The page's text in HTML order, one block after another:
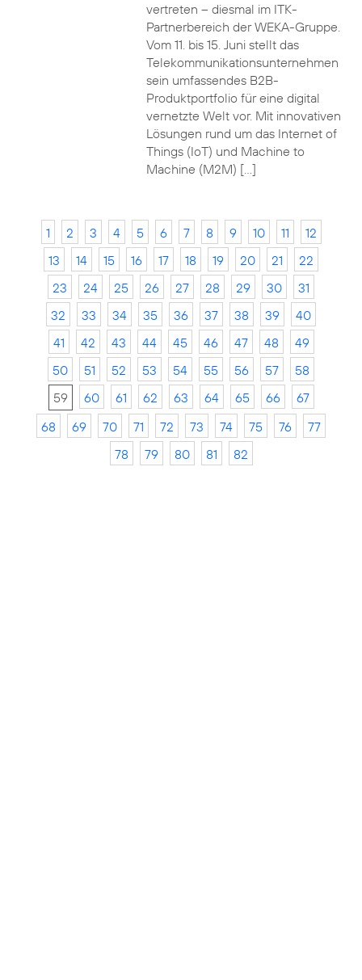
vertreten – diesmal im ITK-
Partnerbereich der WEKA-Gruppe.
Vom 11. bis 15. Juni stellt das
Telekommunikationsunternehmen
sein umfassendes B2B-
Produktportfolio für eine digital
vernetzte Welt vor. Mit innovativen
Lösungen rund um das Internet of
Things (IoT) und Machine to
Machine (M2M) […]
1 2 3 4 5 6 7 8 9 10 11
12
13
14 15 16 17 18 19 20 21
22
23
24 25 26 27 28 29 30
31
32
33 34 35 36 37 38 39
40
41
42 43 44 45 46 47 48
49
50
51 52 53 54 55 56 57
58
59
60 61 62 63 64 65 66
67
68
69 70 71 72 73 74 75 76
77
78
79 80 81 82